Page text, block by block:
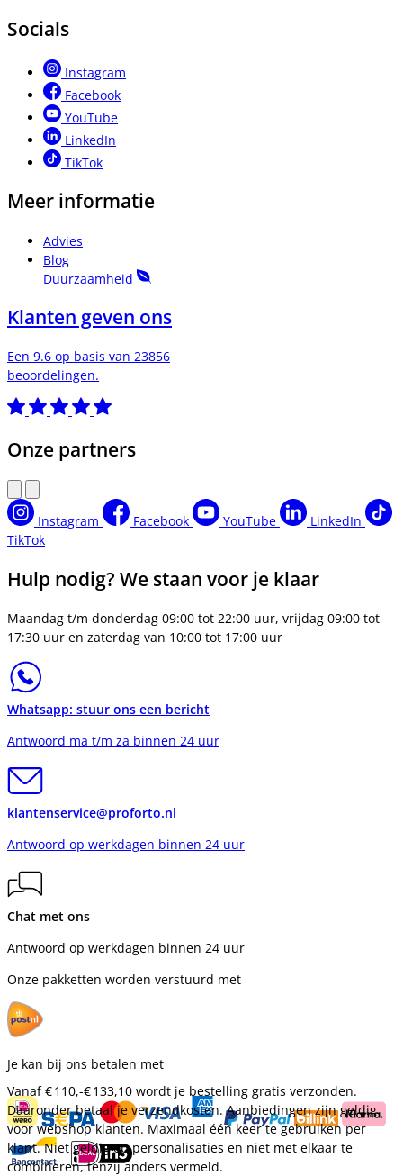
Socials
Instagram
Facebook
YouTube
LinkedIn
TikTok
Meer informatie
Advies
Blog
Duurzaamheid
Klanten geven ons
Een 9.6 op basis van 23856
beoordelingen.
Onze partners
Instagram Facebook YouTube
LinkedIn
TikTok
Hulp nodig? We staan voor je klaar
Maandag t/m donderdag 09:00 tot 22:00 uur, vrijdag 09:00 tot
17:30 uur en zaterdag van 10:00 tot 17:00 uur
Whatsapp: stuur ons een bericht
Antwoord ma t/m za binnen 24 uur
klantenservice@proforto.nl
Antwoord op werkdagen binnen 24 uur
Chat met ons
Antwoord op werkdagen binnen 24 uur
Onze pakketten worden verstuurd met
Je kan bij ons betalen met
Vanaf€ 110,-€ 133,10 wordt je bestelling gratis verzonden.
Daaronder betaal je verzendkosten. Aanbiedingen zijn geldig
voor webshop klanten. Maximaal één keer te gebruiken per
klant. Niet geldig op personalisaties en niet met elkaar te
combineren, tenzij anders vermeld.